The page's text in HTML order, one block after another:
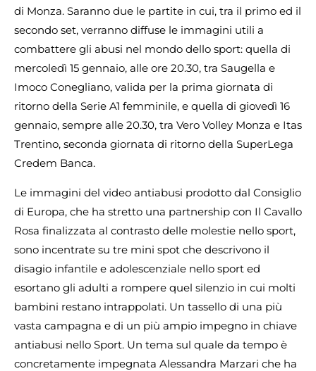
di Monza. Saranno due le partite in cui, tra il primo ed il
secondo set, verranno diffuse le immagini utili a
combattere gli abusi nel mondo dello sport: quella di
mercoledì 15 gennaio, alle ore 20.30, tra Saugella e
Imoco Conegliano, valida per la prima giornata di
ritorno della Serie A1 femminile, e quella di giovedì 16
gennaio, sempre alle 20.30, tra Vero Volley Monza e Itas
Trentino, seconda giornata di ritorno della SuperLega
Credem Banca.
Le immagini del video antiabusi prodotto dal Consiglio
di Europa, che ha stretto una partnership con Il Cavallo
Rosa finalizzata al contrasto delle molestie nello sport,
sono incentrate su tre mini spot che descrivono il
disagio infantile e adolescenziale nello sport ed
esortano gli adulti a rompere quel silenzio in cui molti
bambini restano intrappolati. Un tassello di una più
vasta campagna e di un più ampio impegno in chiave
antiabusi nello Sport. Un tema sul quale da tempo è
concretamente impegnata Alessandra Marzari che ha